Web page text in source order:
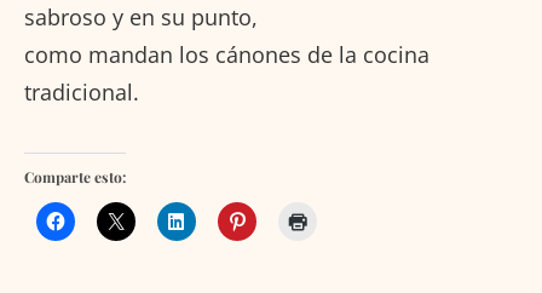
sabroso y en su punto,
como mandan los cánones de la cocina
tradicional.
Comparte esto: